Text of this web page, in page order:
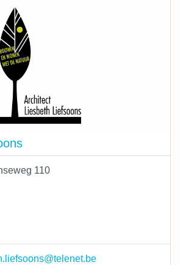
is duurzaamheid
maar net
110
@telenet.be